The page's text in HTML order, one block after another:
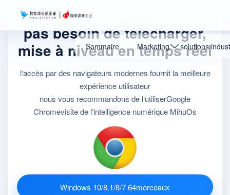
Sommaire Marketing solutions
pas besoin de télécharger,
mise à niveau en temps réel
l‘accès par des navigateurs modernes fournit la meilleure
expérience utilisateur
nous vous recommandons de l‘utiliserGoogle
Chromevisite de l‘intelligence numérique MihuOs
Windows 10/8.1/8/7 64morceaux